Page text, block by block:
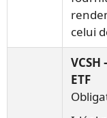
celui
ETF